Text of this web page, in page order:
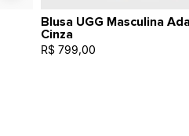
Blusa UGG Masculina
Cinza
R$ 799,00